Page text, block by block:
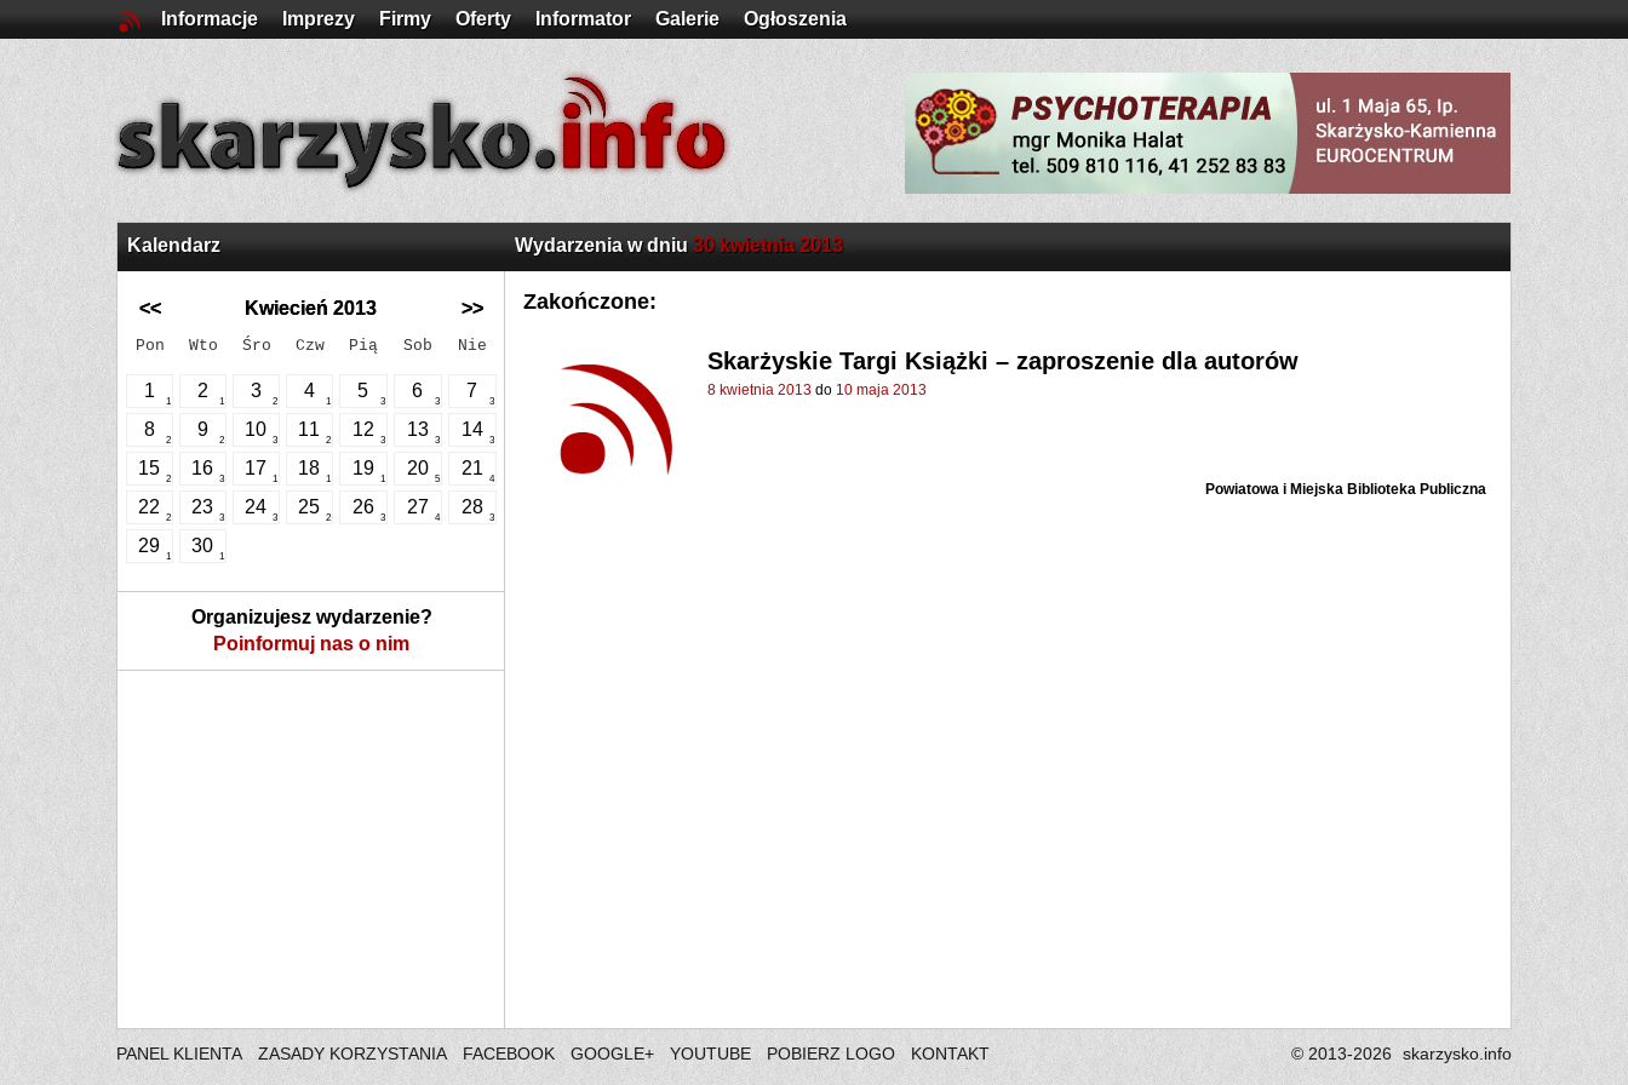
Informacje Imprezy Firmy Oferty Informator Galerie Ogłoszenia
Kalendarz
<< Kwiecień 2013 >>
Pon Wto Śro Czw Pią Sob Nie
1
1
2
1
3
2
4
1
5
3
6
3
7
3
8
2
9
2
10
3
11
2
12
3
13
3
14
3
15
2
16
3
17
1
18
1
19
1
20
5
21
4
22
2
23
3
24
3
25
2
26
3
27
4
28
3
29
1
30
1
Organizujesz wydarzenie?
Poinformuj nas o nim
Wydarzenia w dniu 30 kwietnia 2013
Zakończone:
Skarżyskie Targi Książki – zaproszenie dla autorów
8 kwietnia 2013 do 10 maja 2013
Powiatowa i Miejska Biblioteka Publiczna
PANEL KLIENTA ZASADY KORZYSTANIA FACEBOOK GOOGLE+ YOUTUBE POBIERZ LOGO KONTAKT © 2013-2026 skarzysko.info